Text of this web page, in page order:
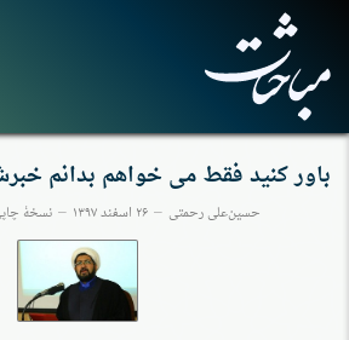
باور کنید فقط می خواهم بدانم
حسین‌علی رحمتی ۲۶ اسفند ۱۳۹۷ نسخهٔ چاپی